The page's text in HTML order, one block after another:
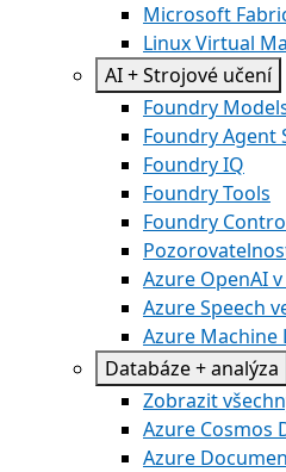
Microsoft
Linux Virtual
AI + Strojové učení
Foundry
Foundry Agent
Foundry IQ
Foundry Tools
Foundry
Azure OpenAI
Azure Speech
Azure Machine
Databáze + analýza
Zobrazit
Azure Cosmos
Azure